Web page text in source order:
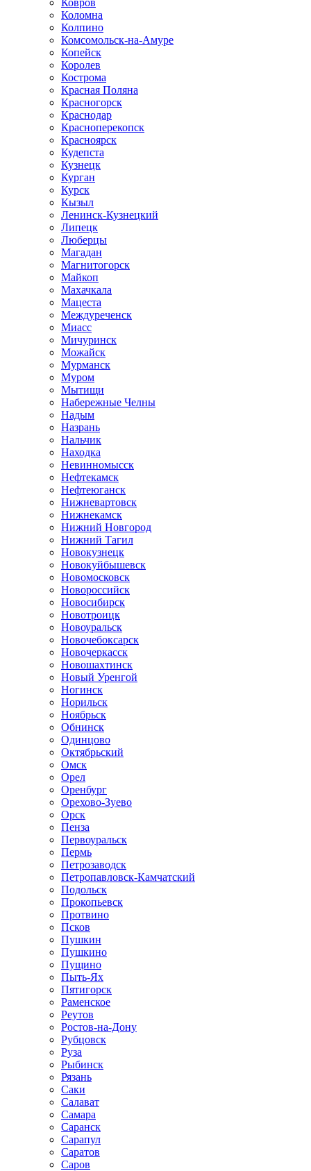
Ковров
Коломна
Колпино
Комсомольск-на-Амуре
Копейск
Королев
Кострома
Красная Поляна
Красногорск
Краснодар
Красноперекопск
Красноярск
Кудепста
Кузнецк
Курган
Курск
Кызыл
Ленинск-Кузнецкий
Липецк
Люберцы
Магадан
Магнитогорск
Майкоп
Махачкала
Мацеста
Междуреченск
Миасс
Мичуринск
Можайск
Мурманск
Муром
Мытищи
Набережные Челны
Надым
Назрань
Нальчик
Находка
Невинномысск
Нефтекамск
Нефтеюганск
Нижневартовск
Нижнекамск
Нижний Новгород
Нижний Тагил
Новокузнецк
Новокуйбышевск
Новомосковск
Новороссийск
Новосибирск
Новотроицк
Новоуральск
Новочебоксарск
Новочеркасск
Новошахтинск
Новый Уренгой
Ногинск
Норильск
Ноябрьск
Обнинск
Одинцово
Октябрьский
Омск
Орел
Оренбург
Орехово-Зуево
Орск
Пенза
Первоуральск
Пермь
Петрозаводск
Петропавловск-Камчатский
Подольск
Прокопьевск
Протвино
Псков
Пушкин
Пушкино
Пущино
Пыть-Ях
Пятигорск
Раменское
Реутов
Ростов-на-Дону
Рубцовск
Руза
Рыбинск
Рязань
Саки
Салават
Самара
Саранск
Сарапул
Саратов
Саров